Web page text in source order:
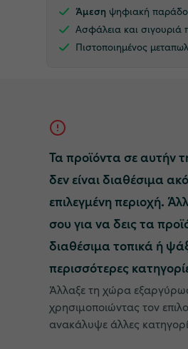
Άμεση ψηφιακή
Ασφάλεια και σιγουριά
Πιστοποιημένος
Τα προϊόντα σε αυτήν
δεν είναι διαθέσιμα
επιλεγμένη περιοχή.
σου για να δεις τα
διαθέσιμα τοπικά ή
περισσότερες
Άλλαξε τη χώρα
χρησιμοποιώντας τον
ανακάλυψε άλλες